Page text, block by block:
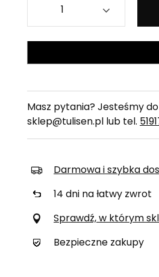
Masz pytania? Jesteśmy
sklep@tulisen.pl lub tel.
Darmowa i szybka
14 dni na łatwy zwrot
Sprawdź, w którym
Bezpieczne zakupy